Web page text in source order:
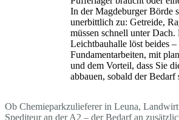
In der Magdeburger Börde
unerbittlich zu: Getreide,
müssen schnell unter
Leichtbauhalle löst beides –
Fundamentarbeiten, mit
und dem Vorteil, dass Sie
abbauen, sobald der Bedarf
Ob Chemieparkzulieferer in Leuna,
Spediteur an der A2 – der Bedarf an